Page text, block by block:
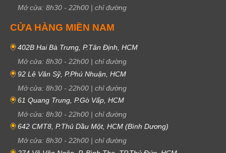
Mở cửa: 8h30 - 22h00 | chỉ đường
CỬA HÀNG MIỀN NAM
402B Hai Bà Trưng, P.Tân Định, HCM
Mở cửa: 8h30 - 22h00 | chỉ đường
92 Lê Văn Sỹ, P.Phú Nhuận, HCM
Mở cửa: 8h30 - 22h00 | chỉ đường
61 Quang Trung, P.Gò Vấp, HCM
Mở cửa: 8h30 - 22h00 | chỉ đường
642 CMT8, P.Thủ Dầu Một, HCM (Bình Dương)
Mở cửa: 8h30 - 22h00 | chỉ đường